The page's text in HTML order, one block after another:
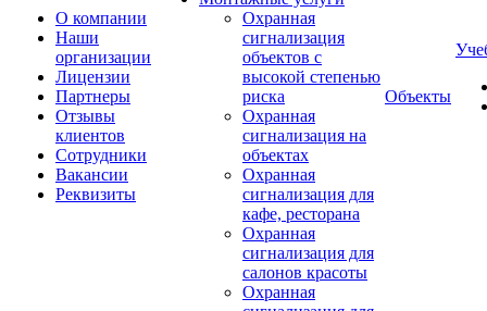
О компании
Наши
организации
Лицензии
Партнеры
Отзывы
клиентов
Сотрудники
Вакансии
Реквизиты
Охранная
сигнализация
объектов с
высокой степенью
риска
Охранная
сигнализация на
объектах
Охранная
сигнализация для
кафе, ресторана
Охранная
сигнализация для
салонов красоты
Охранная
Объекты